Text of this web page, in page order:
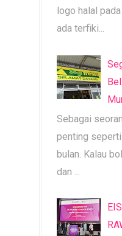
logo halal
ada terfiki...
Sebagai
penting seperti
bulan. Kalau
dan ...